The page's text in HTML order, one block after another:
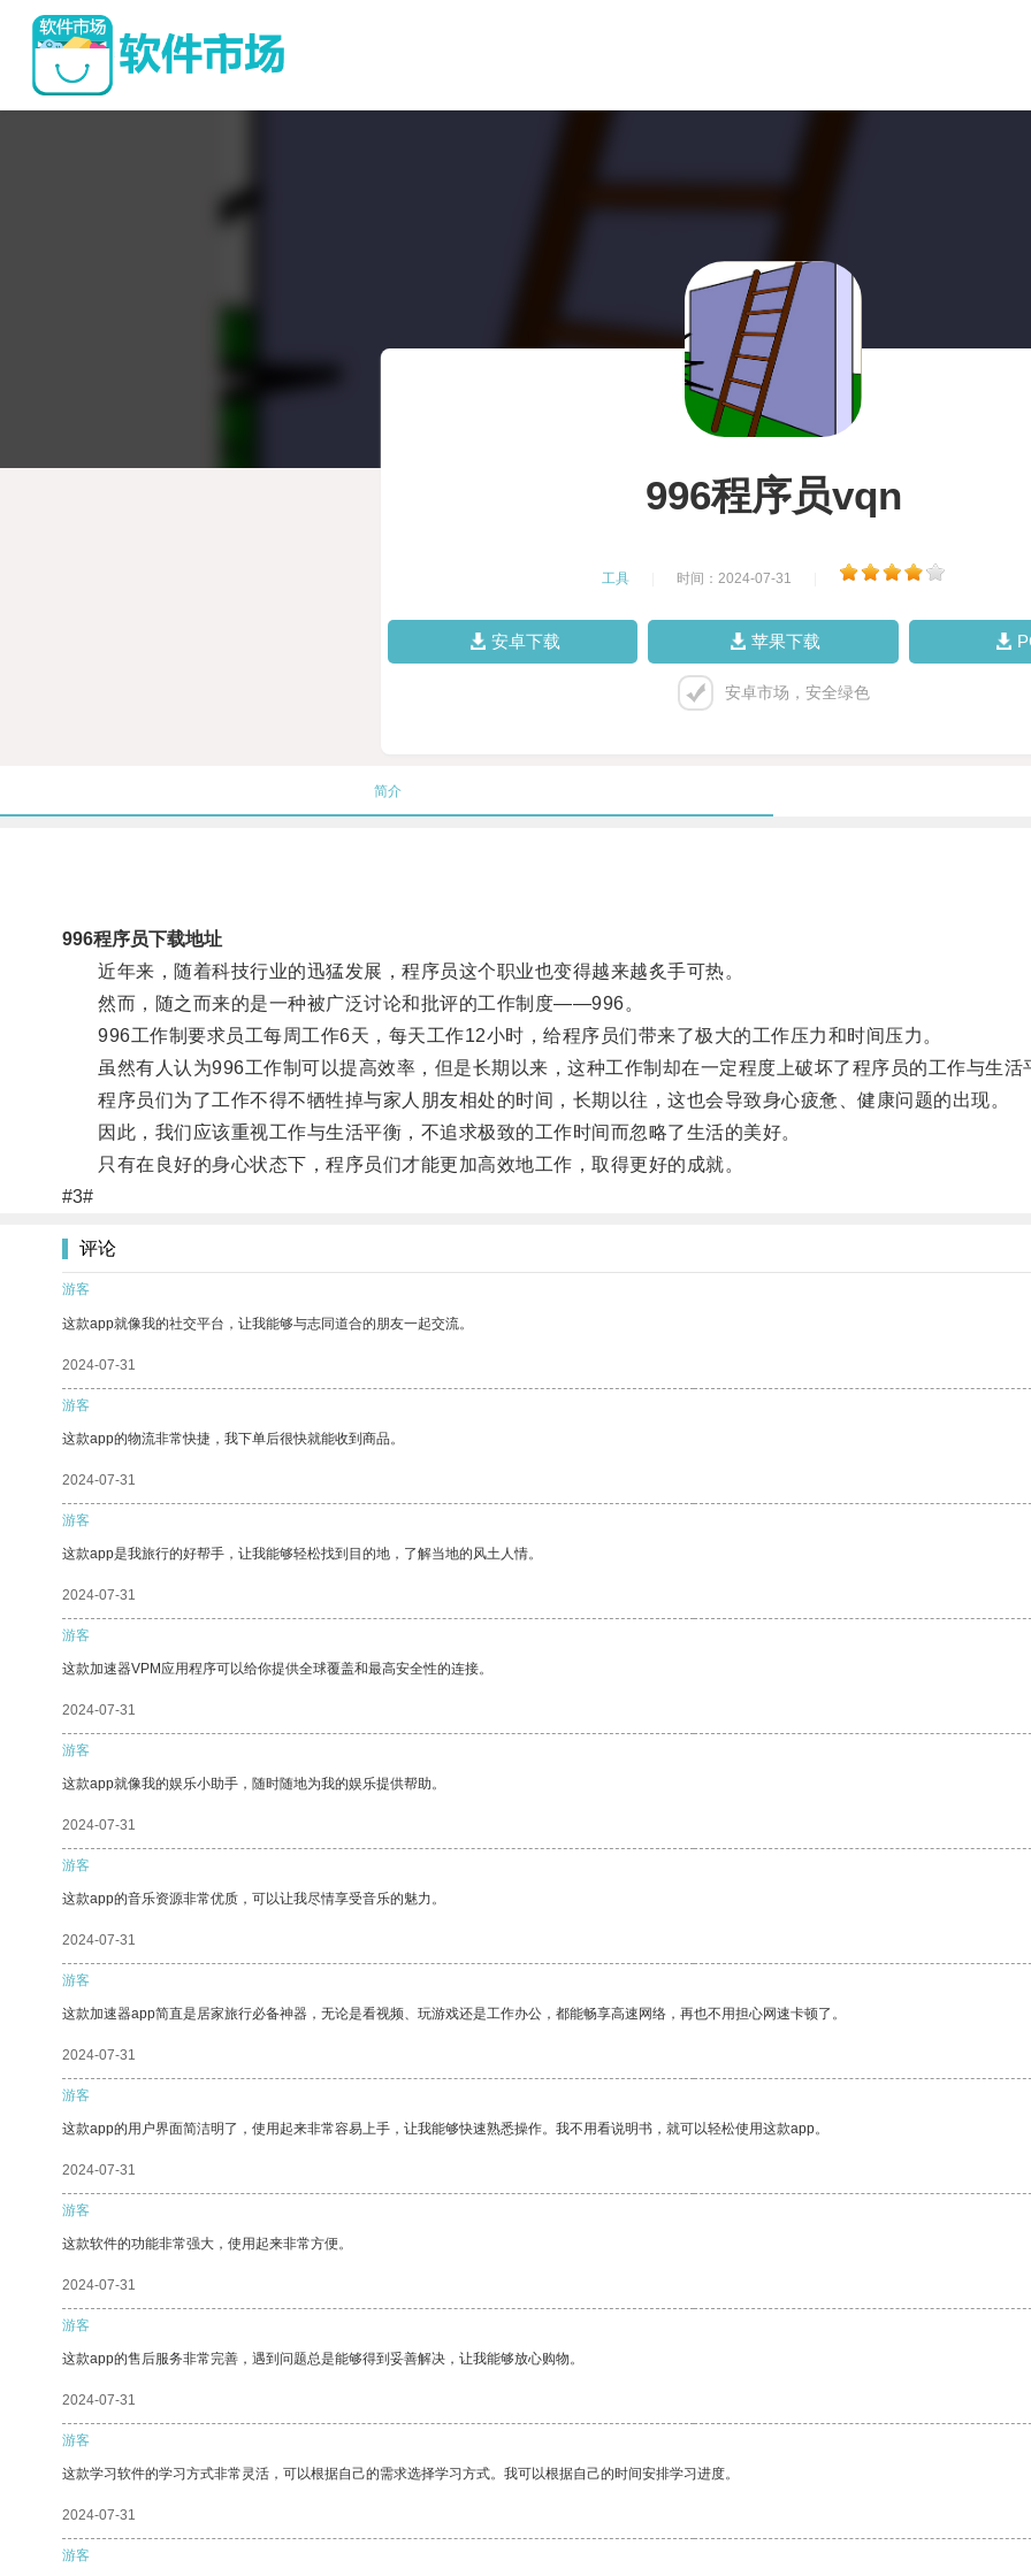
996程序员vqn
工具 时间：2024-07-31
安卓下载 苹果下载
安卓市场，安全绿色
简介
996程序员下载地址
近年来，随着科技行业的迅猛发展，程序员这个职业也变得越来越炙手可热。
然而，随之而来的是一种被广泛讨论和批评的工作制度——996。
996工作制要求员工每周工作6天，每天工作12小时，给程序员们带来了极大的工作压力和时间压力。
虽然有人认为996工作制可以提高效率，但是长期以来，这种工作制却在一定程度上破坏了程序员的工作与生活
程序员们为了工作不得不牺牲掉与家人朋友相处的时间，长期以往，这也会导致身心疲惫、健康问题的出现。
因此，我们应该重视工作与生活平衡，不追求极致的工作时间而忽略了生活的美好。
只有在良好的身心状态下，程序员们才能更加高效地工作，取得更好的成就。
#3#
评论
游客
这款app就像我的社交平台，让我能够与志同道合的朋友一起交流。
2024-07-31
游客
这款app的物流非常快捷，我下单后很快就能收到商品。
2024-07-31
游客
这款app是我旅行的好帮手，让我能够轻松找到目的地，了解当地的风土人情。
2024-07-31
游客
这款加速器VPM应用程序可以给你提供全球覆盖和最高安全性的连接。
2024-07-31
游客
这款app就像我的娱乐小助手，随时随地为我的娱乐提供帮助。
2024-07-31
游客
这款app的音乐资源非常优质，可以让我尽情享受音乐的魅力。
2024-07-31
游客
这款加速器app简直是居家旅行必备神器，无论是看视频、玩游戏还是工作办公，都能畅享高速网络，再也不用担心网速卡顿了。
2024-07-31
游客
这款app的用户界面简洁明了，使用起来非常容易上手，让我能够快速熟悉操作。我不用看说明书，就可以轻松使用这款app。
2024-07-31
游客
这款软件的功能非常强大，使用起来非常方便。
2024-07-31
游客
这款app的售后服务非常完善，遇到问题总是能够得到妥善解决，让我能够放心购物。
2024-07-31
游客
这款学习软件的学习方式非常灵活，可以根据自己的需求选择学习方式。我可以根据自己的时间安排学习进度。
2024-07-31
游客